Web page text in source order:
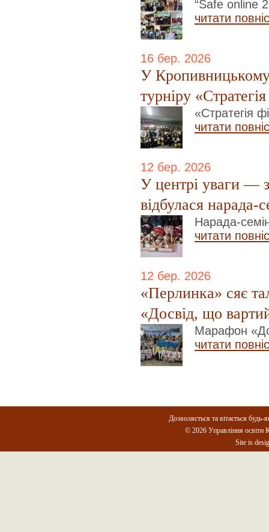
“Safe online
читати
16 бер. 2026
У Кропивницькому
турніру
«Стратегія
читати
12 бер. 2026
У центрі уваги —
відбулася нарада-
Нарада-
читати
12 бер. 2026
«Перлинка» сяє
«Досвід, що
Марафон
читати
Дозволяється та вітається будь-
© 2026 Управління освіти
Site is